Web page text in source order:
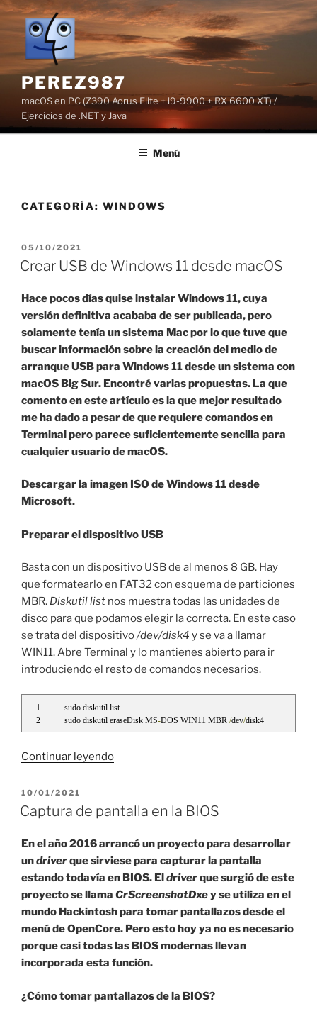
Saltar
contenido
PEREZ987
macOS en PC (Z390 Aorus Elite + i9-9900 + RX 6600 XT) /
Ejercicios de .NET y Java
Menú
CATEGORÍA: WINDOWS
PUBLICADO
EL
05/10/2021
Crear USB de Windows 11 desde macOS
Hace pocos días quise instalar Windows 11, cuya
versión definitiva acababa de ser publicada, pero
solamente tenía un sistema Mac por lo que tuve que
buscar información sobre la creación del medio de
arranque USB para Windows 11 desde un sistema con
macOS Big Sur. Encontré varias propuestas. La que
comento en este artículo es la que mejor resultado
me ha dado a pesar de que requiere comandos en
Terminal pero parece suficientemente sencilla para
cualquier usuario de macOS.
Descargar la imagen ISO de Windows 11 desde
Microsoft.
Preparar el dispositivo USB
Basta con un dispositivo USB de al menos 8 GB. Hay
que formatearlo en FAT32 con esquema de particiones
MBR. Diskutil list nos muestra todas las unidades de
disco para que podamos elegir la correcta. En este caso
se trata del dispositivo/dev/disk4 y se va a llamar
WIN11. Abre Terminal y lo mantienes abierto para ir
introduciendo el resto de comandos necesarios.
sudo diskutil list
sudo diskutil eraseDisk MS-DOS WIN11 MBR /dev/disk4
Continuar leyendo«Crear
Windows
desde
macOS»
PUBLICADO
EL
10/01/2021
Captura de pantalla en la BIOS
En el año 2016 arrancó un proyecto para desarrollar
undriverque sirviese para capturar la pantalla
estando todavía en BIOS. Eldriverque surgió de este
proyecto se llama CrScreenshotDxey se utiliza en el
mundo Hackintosh para tomar pantallazos desde el
menú de OpenCore. Pero esto hoy ya no es necesario
porque casi todas las BIOS modernas llevan
incorporada esta función.
¿Cómo tomar pantallazos de la BIOS?